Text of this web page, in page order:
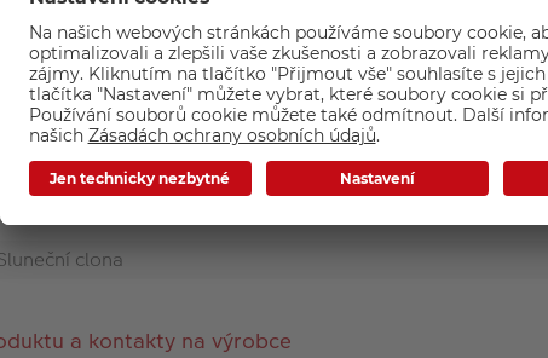
Základní parametry
Nikon
clona
a kontakty na výrobce